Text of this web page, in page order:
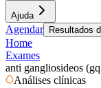
Ajuda
Agendar Resultados
Home
Exames
anti gangliosideos
Análises clínicas